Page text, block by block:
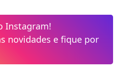
Instagram!
novidades e fique por